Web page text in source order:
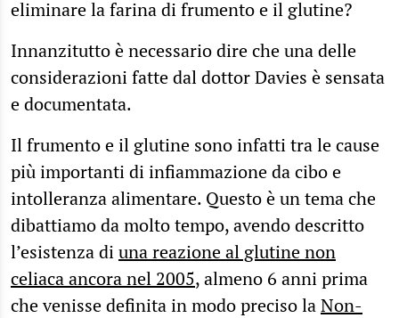
eliminare la farina di frumento e il glutine?
Innanzitutto è necessario dire che una delle
considerazioni fatte dal dottor Davies è sensata
e documentata.
Il frumento e il glutine sono infatti tra le cause
più importanti di infiammazione da cibo e
intolleranza alimentare. Questo è un tema che
dibattiamo da molto tempo, avendo descritto
l’esistenza diuna reazione al glutine non
celiaca ancora nel 2005, almeno 6 anni prima
che venisse definita in modo preciso laNon-